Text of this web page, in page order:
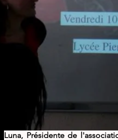
Luna, Présidente de